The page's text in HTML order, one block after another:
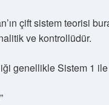
çift sistem teorisi
ve kontrollüdür.
genellikle Sistem 1